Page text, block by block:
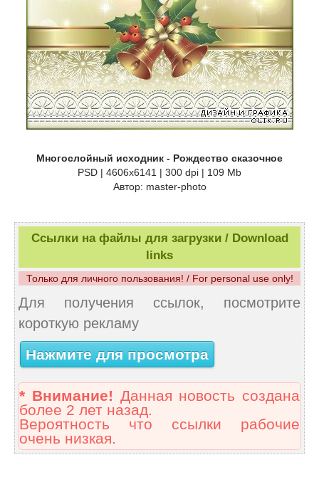
Многослойный исходник - Рождество сказочное
PSD | 4606x6141 | 300 dpi | 109 Mb
Автор: master-photo
Ссылки на файлы для загрузки / Download
links
Только для личного пользования! / For personal use only!
Для получения ссылок, посмотрите
короткую рекламу
Нажмите для просмотра
* Внимание! Данная новость создана
более 2 лет назад.
Вероятность что ссылки рабочие
очень низкая.